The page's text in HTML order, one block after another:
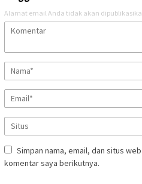
Alamat email Anda tidak akan
Simpan nama, email, dan situs
komentar saya berikutnya.